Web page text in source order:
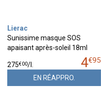
Lierac
Sunissime masque SOS
apaisant après-soleil 18ml
4€95
275€00/
EN RÉAPPRO.